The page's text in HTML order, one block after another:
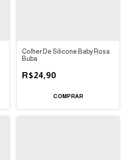
Colher De Silicone Baby Rosa
Buba
R$24,90